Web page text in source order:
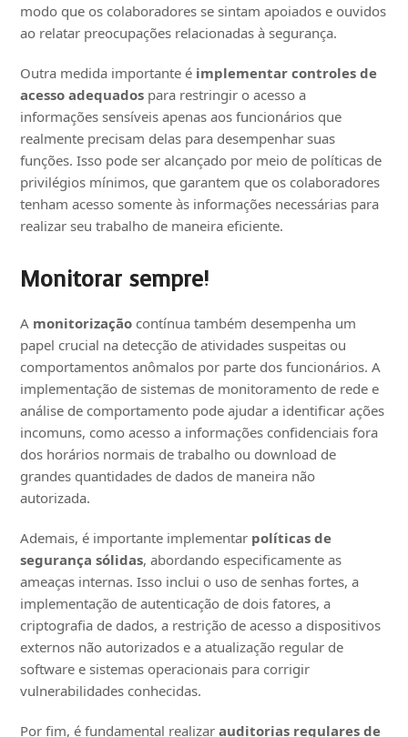
modo que os colaboradores se sintam apoiados e ouvidos
ao relatar preocupações relacionadas à segurança.
Outra medida importante é implementar controles de
acesso adequados para restringir o acesso a
informações sensíveis apenas aos funcionários que
realmente precisam delas para desempenhar suas
funções. Isso pode ser alcançado por meio de políticas de
privilégios mínimos, que garantem que os colaboradores
tenham acesso somente às informações necessárias para
realizar seu trabalho de maneira eficiente.
Monitorar sempre!
A monitorização contínua também desempenha um
papel crucial na detecção de atividades suspeitas ou
comportamentos anômalos por parte dos funcionários. A
implementação de sistemas de monitoramento de rede e
análise de comportamento pode ajudar a identificar ações
incomuns, como acesso a informações confidenciais fora
dos horários normais de trabalho ou download de
grandes quantidades de dados de maneira não
autorizada.
Ademais, é importante implementar políticas de
segurança sólidas, abordando especificamente as
ameaças internas. Isso inclui o uso de senhas fortes, a
implementação de autenticação de dois fatores, a
criptografia de dados, a restrição de acesso a dispositivos
externos não autorizados e a atualização regular de
software e sistemas operacionais para corrigir
vulnerabilidades conhecidas.
Por fim, é fundamental realizarauditorias regulares de